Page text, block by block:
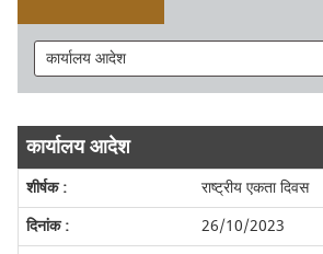
कार्यालय आदेश
राष्ट्रीय एकता दिवस
26/10/2023